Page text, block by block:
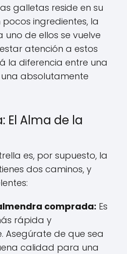
galletas reside en su
ingredientes, la
de ellos se vuelve
atención a estos
la diferencia entre una
absolutamente
El Alma de la
es, por supuesto, la
dos caminos, y
comprada: Es
rápida y
Asegúrate de que sea
calidad para una